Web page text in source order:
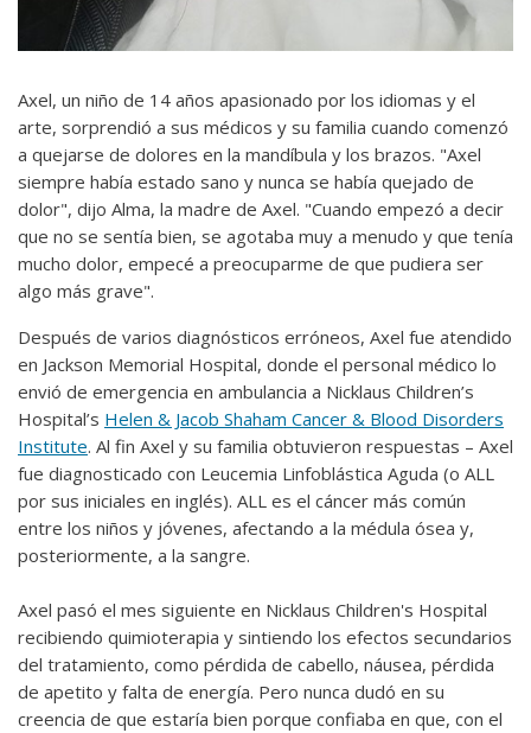
Axel, un niño de 14 años apasionado por los idiomas y el
arte, sorprendió a sus médicos y su familia cuando comenzó
a quejarse de dolores en la mandíbula y los brazos. "Axel
siempre había estado sano y nunca se había quejado de
dolor", dijo Alma, la madre de Axel. "Cuando empezó a decir
que no se sentía bien, se agotaba muy a menudo y que tenía
mucho dolor, empecé a preocuparme de que pudiera ser
algo más grave".
Después de varios diagnósticos erróneos, Axel fue atendido
en Jackson Memorial Hospital, donde el personal médico lo
envió de emergencia en ambulancia a Nicklaus Children’s
Hospital’s Helen & Jacob Shaham Cancer & Blood Disorders
Institute. Al fin Axel y su familia obtuvieron respuestas – Axel
fue diagnosticado con Leucemia Linfoblástica Aguda (o ALL
por sus iniciales en inglés). ALL es el cáncer más común
entre los niños y jóvenes, afectando a la médula ósea y,
posteriormente, a la sangre.
Axel pasó el mes siguiente en Nicklaus Children's Hospital
recibiendo quimioterapia y sintiendo los efectos secundarios
del tratamiento, como pérdida de cabello, náusea, pérdida
de apetito y falta de energía. Pero nunca dudó en su
creencia de que estaría bien porque confiaba en que, con el